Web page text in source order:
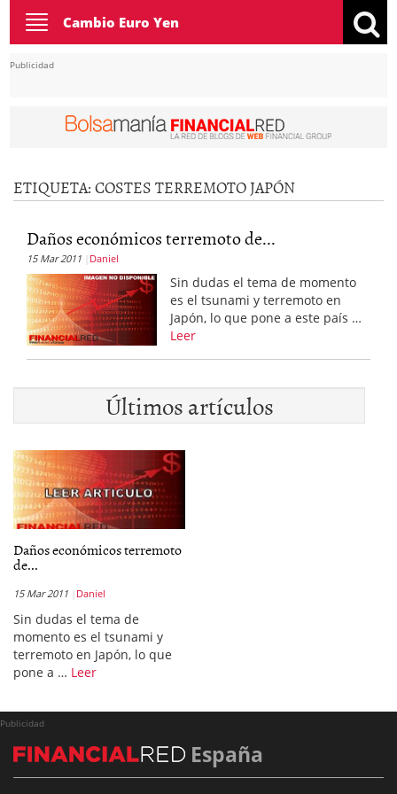
Toggle
navigation
Cambio Euro Yen
Publicidad
ETIQUETA:COSTES TERREMOTO JAPÓN
Daños económicos terremoto de...
15 Mar 2011 Daniel
Sin dudas el tema de momento
es el tsunami y terremoto en
Japón, lo que pone a este país …
Leer
Últimos artículos
Daños económicos terremoto
de...
15 Mar 2011 Daniel
Sin dudas el tema de
momento es el tsunami y
terremoto en Japón, lo que
pone a … Leer
Publicidad
España